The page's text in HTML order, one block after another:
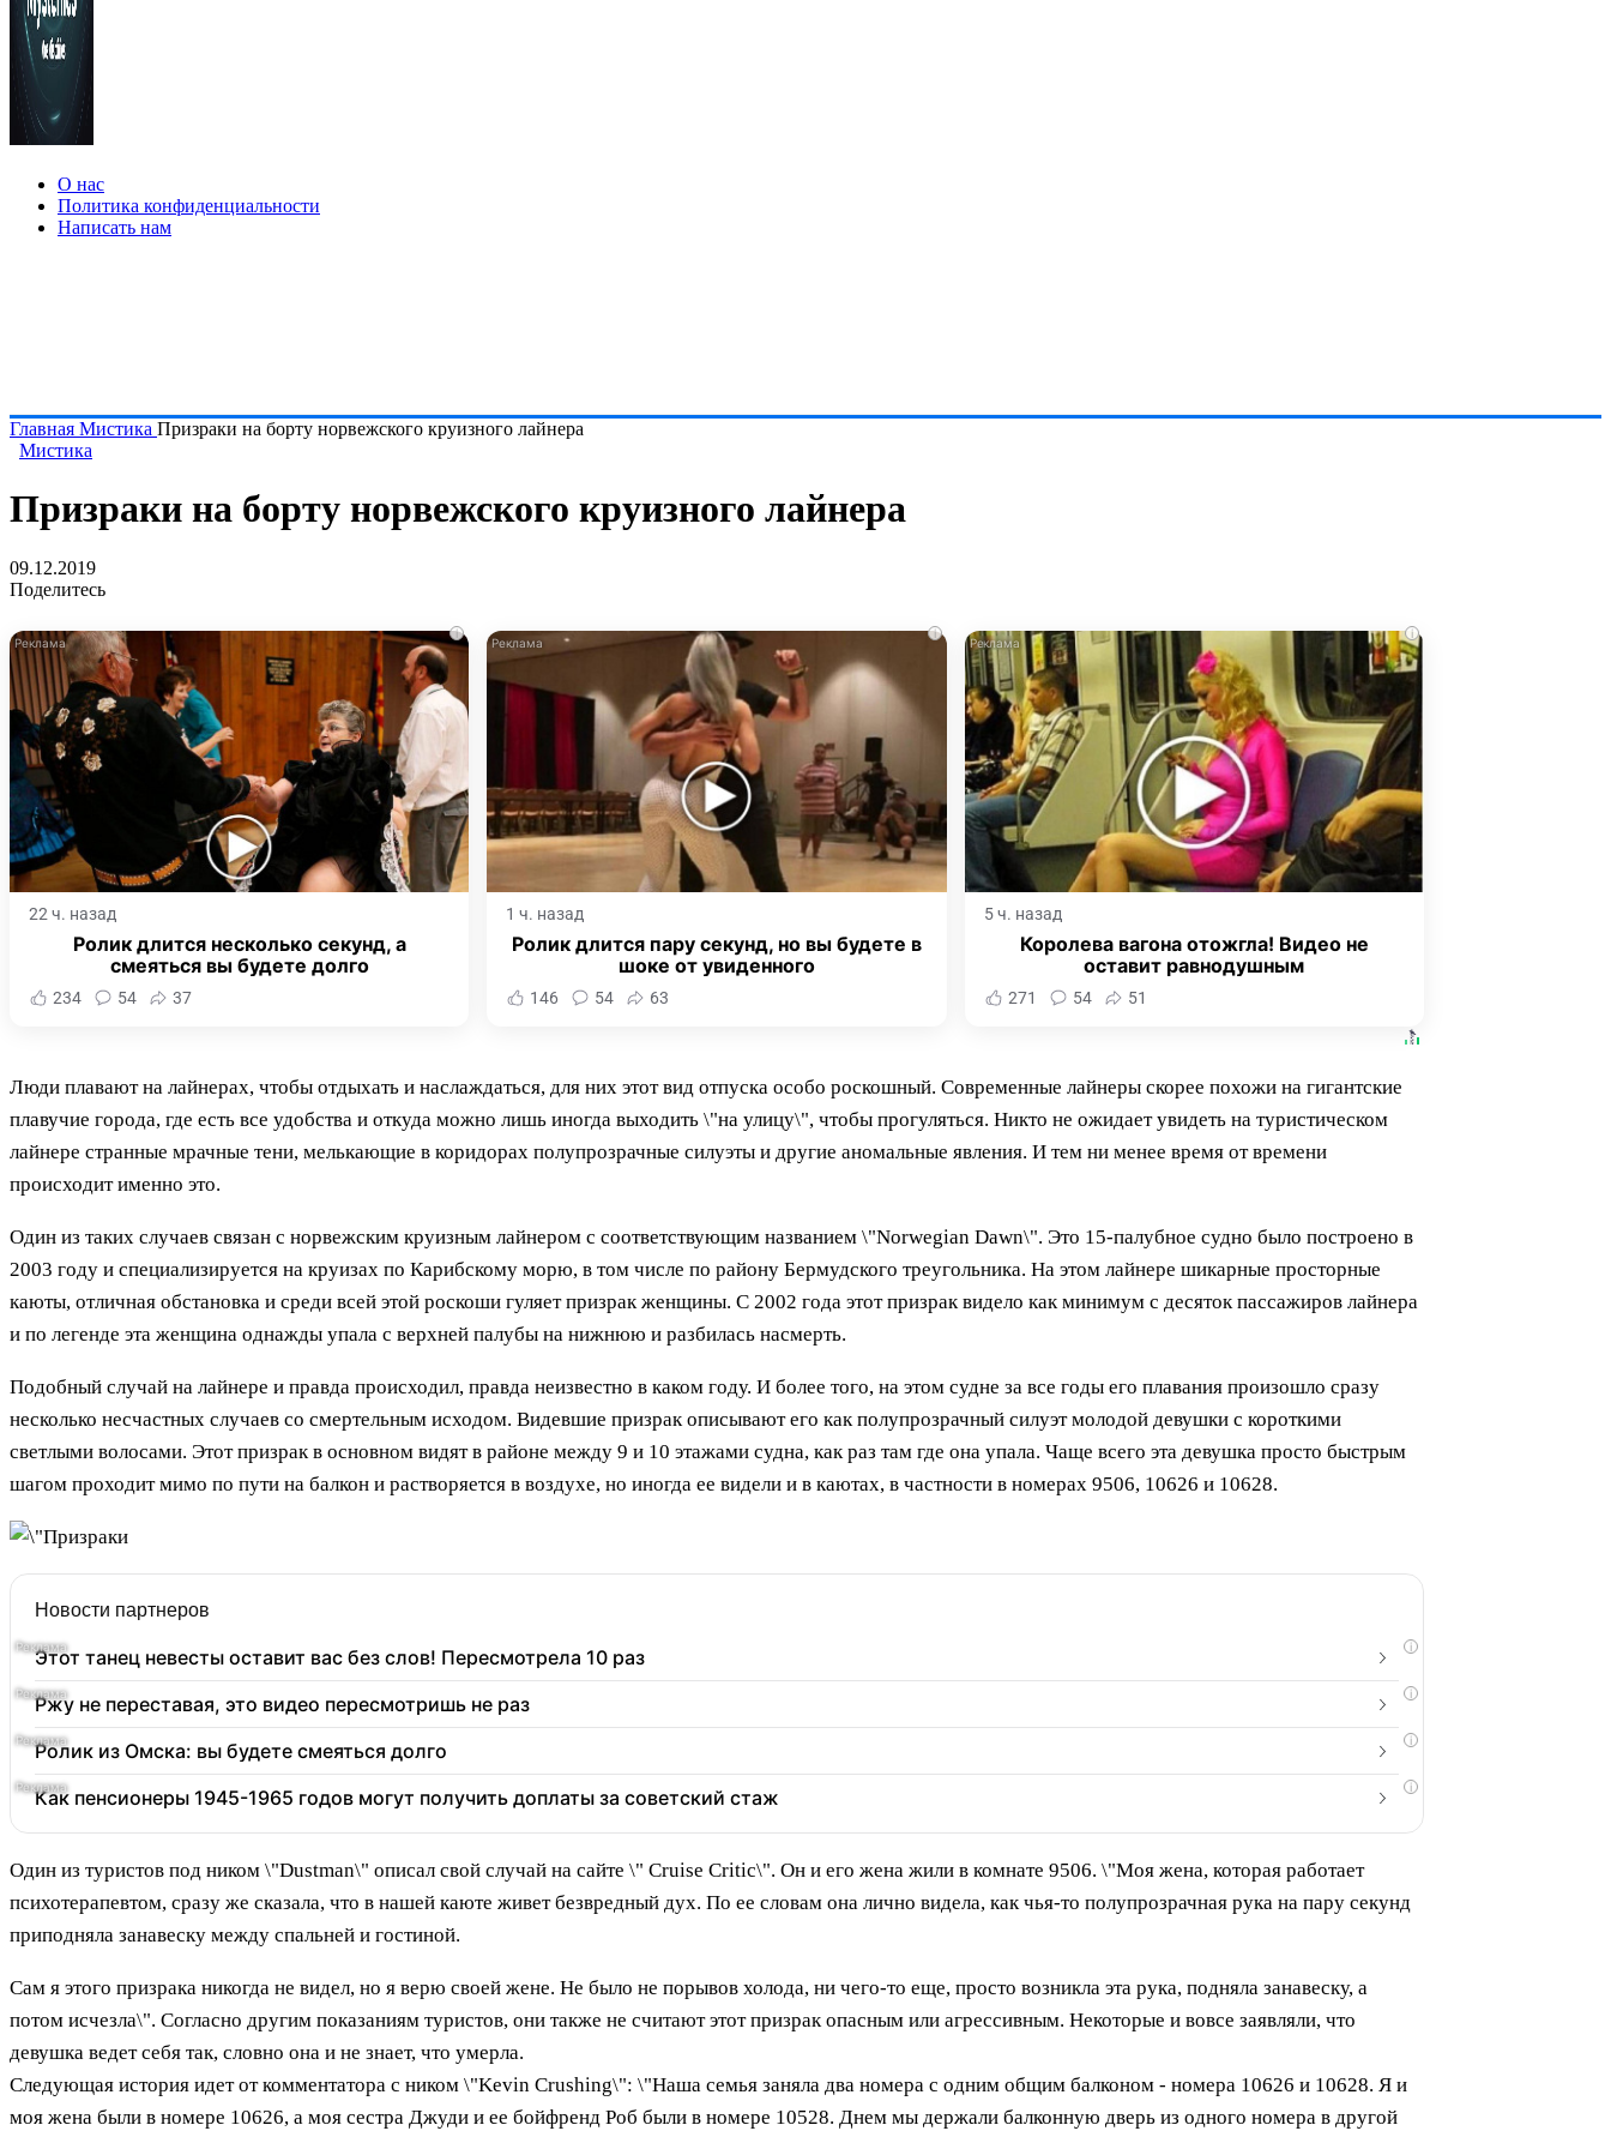
О нас
Политика конфиденциальности
Написать нам
Главная Мистика Призраки на борту норвежского круизного лайнера
Мистика
Призраки на борту норвежского круизного лайнера
09.12.2019
Поделитесь
i
22 ч. назад
Ролик длится несколько секунд, а
смеяться вы будете долго
234 54 37
i
1 ч. назад
Ролик длится пару секунд, но вы будете в
шоке от увиденного
146 54 63
i
5 ч. назад
Королева вагона отожгла! Видео не
оставит равнодушным
271 54 51
Люди плавают на лайнерах, чтобы отдыхать и наслаждаться, для них этот вид отпуска особо роскошный. Современные лайнеры скорее похожи на гигантские
плавучие города, где есть все удобства и откуда можно лишь иногда выходить \"на улицу\", чтобы прогуляться. Никто не ожидает увидеть на туристическом
лайнере странные мрачные тени, мелькающие в коридорах полупрозрачные силуэты и другие аномальные явления. И тем ни менее время от времени
происходит именно это.
Один из таких случаев связан с норвежским круизным лайнером с соответствующим названием \"Norwegian Dawn\". Это 15-палубное судно было построено в
2003 году и специализируется на круизах по Карибскому морю, в том числе по району Бермудского треугольника. На этом лайнере шикарные просторные
каюты, отличная обстановка и среди всей этой роскоши гуляет призрак женщины. С 2002 года этот призрак видело как минимум с десяток пассажиров лайнера
и по легенде эта женщина однажды упала с верхней палубы на нижнюю и разбилась насмерть.
Подобный случай на лайнере и правда происходил, правда неизвестно в каком году. И более того, на этом судне за все годы его плавания произошло сразу
несколько несчастных случаев со смертельным исходом. Видевшие призрак описывают его как полупрозрачный силуэт молодой девушки с короткими
светлыми волосами. Этот призрак в основном видят в районе между 9 и 10 этажами судна, как раз там где она упала. Чаще всего эта девушка просто быстрым
шагом проходит мимо по пути на балкон и растворяется в воздухе, но иногда ее видели и в каютах, в частности в номерах 9506, 10626 и 10628.
Новости партнеров
i
Этот танец невесты оставит вас без слов! Пересмотрела 10 раз
i
Ржу не переставая, это видео пересмотришь не раз
i
Ролик из Омска: вы будете смеяться долго
i
Как пенсионеры 1945-1965 годов могут получить доплаты за советский стаж
Один из туристов под ником \"Dustman\" описал свой случай на сайте \" Cruise Critic\". Он и его жена жили в комнате 9506. \"Моя жена, которая работает
психотерапевтом, сразу же сказала, что в нашей каюте живет безвредный дух. По ее словам она лично видела, как чья-то полупрозрачная рука на пару секунд
приподняла занавеску между спальней и гостиной.
Сам я этого призрака никогда не видел, но я верю своей жене. Не было не порывов холода, ни чего-то еще, просто возникла эта рука, подняла занавеску, а
потом исчезла\". Согласно другим показаниям туристов, они также не считают этот призрак опасным или агрессивным. Некоторые и вовсе заявляли, что
девушка ведет себя так, словно она и не знает, что умерла.
Следующая история идет от комментатора с ником \"Kevin Crushing\": \"Наша семья заняла два номера с одним общим балконом - номера 10626 и 10628. Я и
моя жена были в номере 10626, а моя сестра Джуди и ее бойфренд Роб были в номере 10528. Днем мы держали балконную дверь из одного номера в другой